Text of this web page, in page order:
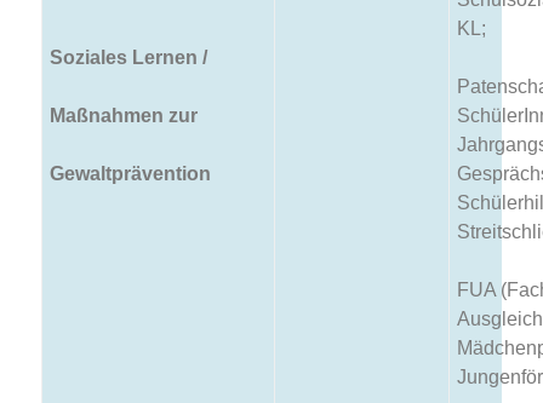
Soziales Lernen /
Maßnahmen zur
Gewaltprävention
KL;
FUA